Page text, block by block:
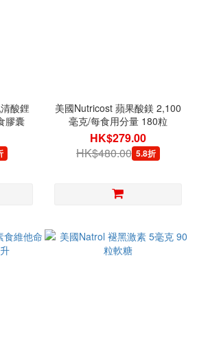
酸鋰
膠囊
美國Nutricost 蘋果酸鎂 2,100
毫克/每食用分量 180粒
HK$279.00
HK$480.00 5.8折